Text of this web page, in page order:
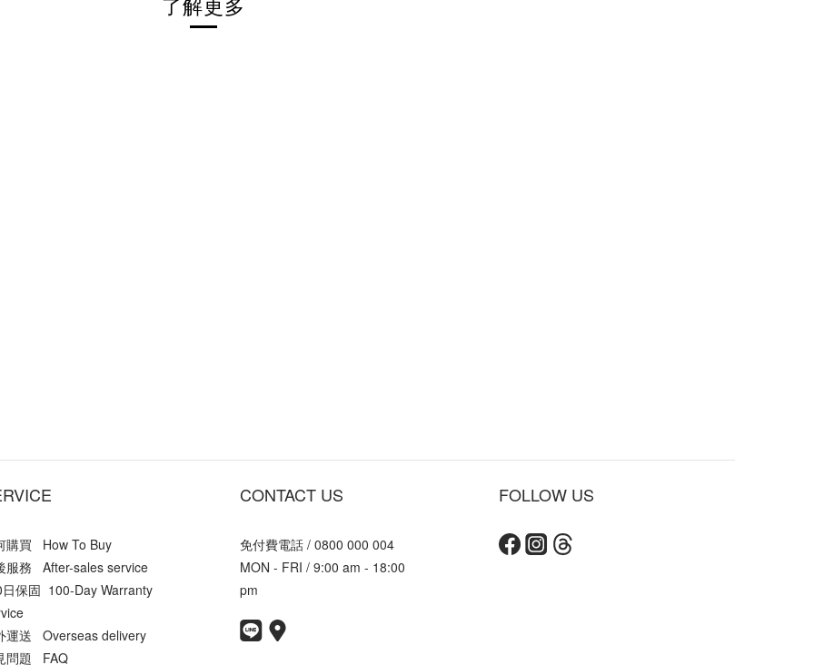
購買 How To Buy
服務 After-sales service
日保固 100-Day Warranty
運送 Overseas delivery
問題 FAQ
CONTACT US
免付費電話 / 0800 000 004
MON - FRI / 9:00 am - 18:00
pm
FOLLOW US